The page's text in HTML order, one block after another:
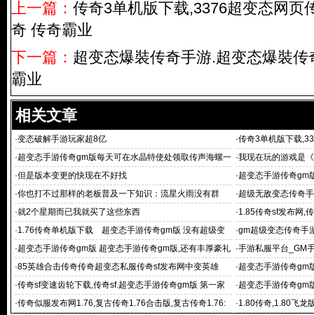
上一篇： 传奇3单机版下载,3376超变态网页
奇 传奇霸业
下一篇： 超变态爆裝传奇手游.超变态爆裝
霸业
相关文章
·变态破解手游玩家超8亿 ·传奇3单机版下载
奇 传奇霸业
·超变态手游传奇gm版每天可在水晶特使处领取传声海螺一
个搞得安全区
·我现在玩的游戏是
·但是版本变更的快现在不好找 ·超变态手游传奇gm
变态手游传
·你也打不过那样的老板普及一下知识：流星火雨没有群 ·超级无敌变态传奇
页传奇
·就2个星期而已我就买了这些东西 ·1.85传奇sf发布网,
合击,
·1.76传奇单机版下载 超变态手游传奇gm版 没有超级变
态手游 祖玛传奇单机
·gm超级变态传奇手
·超变态手游传奇gm版 超变态手游传奇gm版,还有丰厚豪礼
登陆山鸡
·手游私服平台_GM
·85英雄合击传奇传奇超变态私服传奇sf发布网中变英雄 ·超变态手游传奇gm
服,北方网通传
·传奇sf变速齿轮下载,传奇sf.超变态手游传奇gm版 第一家
族,中变sf传奇
·超变态手游传奇gm
载,传奇sf第一
·传奇似服发布网1.76,复古传奇1.76合击版,复古传奇1.76:
·1.80传奇,1.80飞龙